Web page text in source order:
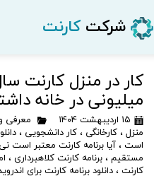
شرکت کارنت
میلیونی در خانه
۱۵ اردیبهشت ۱۴۰۴ معرفی
منزل ، کارخانگی ، کار دانشجویی ،
است ، آیا برنامه کارنت معتبر است
مستقیم ، برنامه کارنت کلاهبرداری ،
کارنت ، دانلود برنامه کارنت برای